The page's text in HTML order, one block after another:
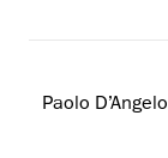
Paolo D’Angelo